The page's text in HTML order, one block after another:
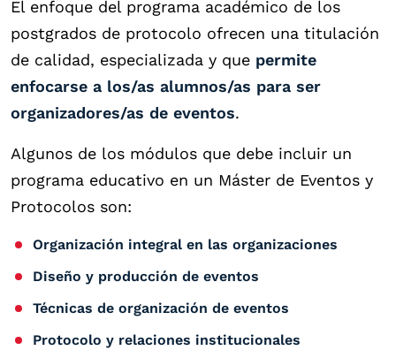
El enfoque del programa académico de los
postgrados de protocolo ofrecen una titulación
de calidad, especializada y que permite
enfocarse a los/as alumnos/as para ser
organizadores/as de eventos.
Algunos de los módulos que debe incluir un
programa educativo en un Máster de Eventos y
Protocolos son:
Organización integral en las organizaciones
Diseño y producción de eventos
Técnicas de organización de eventos
Protocolo y relaciones institucionales